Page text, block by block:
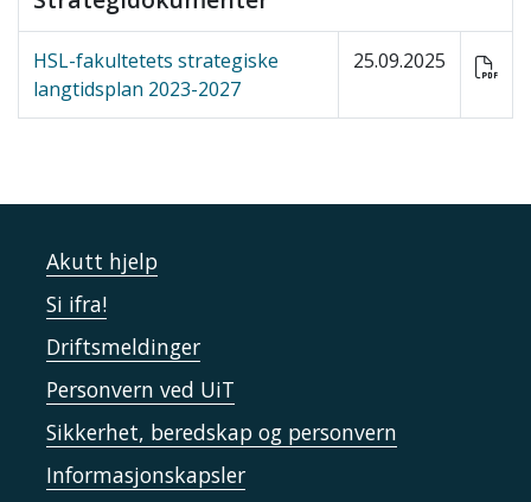
HSL-fakultetets strategiske
langtidsplan 2023-2027
25.09.2025
Akutt hjelp
Si ifra!
Driftsmeldinger
Personvern ved UiT
Sikkerhet, beredskap og personvern
Informasjonskapsler